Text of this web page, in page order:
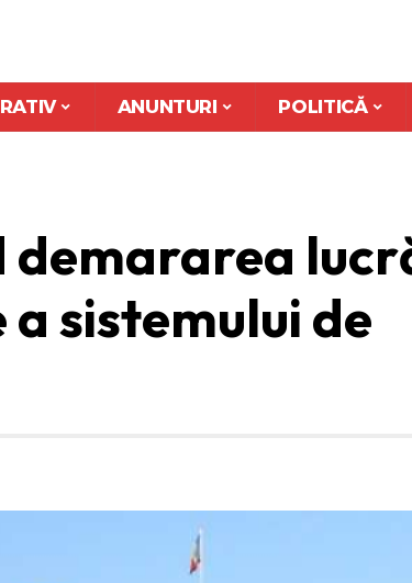
ANUNTURI POLITICĂ
demararea
sistemului de